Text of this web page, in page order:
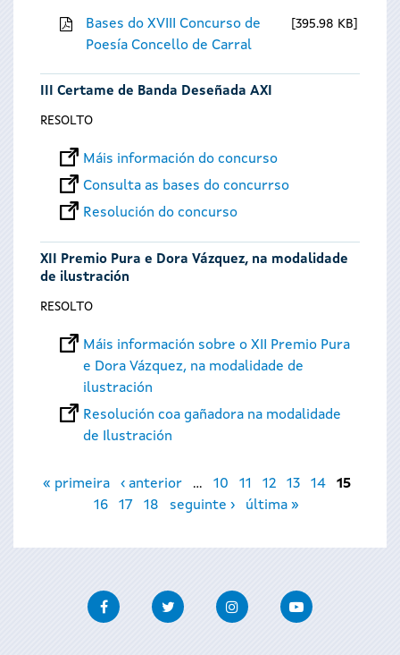
Bases do XVIII Concurso de
Poesía Concello de Carral
395.98 KB
III Certame de Banda Deseñada AXI
RESOLTO
Máis información do concurso
Consulta as bases do concurrso
Resolución do concurso
XII Premio Pura e Dora Vázquez, na modalidade
de ilustración
RESOLTO
Máis información sobre o XII Premio Pura
e Dora Vázquez, na modalidade de
ilustración
Resolución coa gañadora na modalidade
de Ilustración
Páxinas
« primeira ‹ anterior … 10 11 12 13 14
15
16
17 18 seguinte › última »
FacebookTwitter InstagramYoutube